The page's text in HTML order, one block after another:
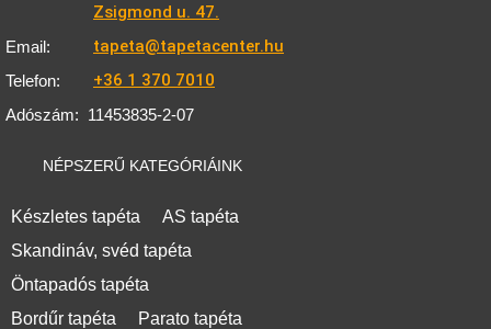
Zsigmond u. 47.
Email: tapeta@tapetacenter.hu
Telefon: +36 1 370 7010
Adószám: 11453835-2-07
NÉPSZERŰ KATEGÓRIÁINK
Készletes tapéta
AS tapéta
Skandináv, svéd tapéta
Öntapadós tapéta
Bordűr tapéta
Parato tapéta